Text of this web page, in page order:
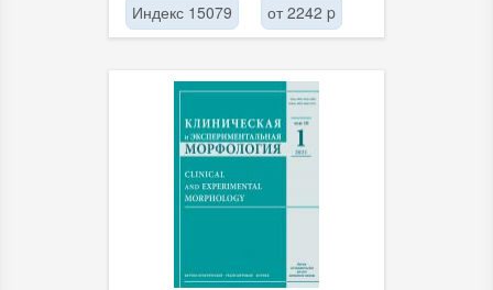
Индекс 15079 от 2242 p